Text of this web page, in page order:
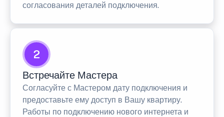
согласования деталей подключения.
2
Встречайте Мастера
Согласуйте с Мастером дату подключения и
предоставьте ему доступ в Вашу квартиру.
Работы по подключению нового интернета и